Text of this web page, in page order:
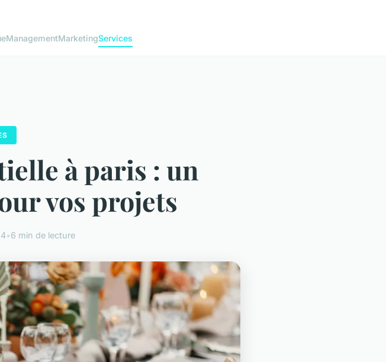
ManagementMarketingServices
à paris : un
vos projets
•6 min de lecture